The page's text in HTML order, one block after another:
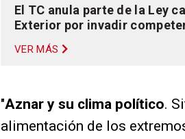
El TC anula parte de la Ley
Exterior por invadir
VER MÁS
"Aznar y su clima político.
alimentación de los